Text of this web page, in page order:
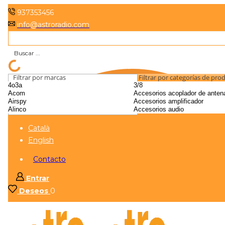
937353456
info@astroradio.com
Filtrar por marcas Filtrar por categorías de
Català
English
Contacto
Entrar
Deseos 0